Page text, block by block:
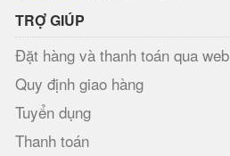
TRỢ GIÚP
Đặt hàng và thanh toán qua web
Quy định giao hàng
Tuyển dụng
Thanh toán